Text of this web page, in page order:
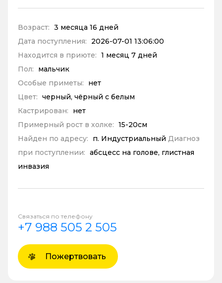
Возраст: 3 месяца 16 дней
Дата поступления:
2026-07-01 13:06:00
Находится в приюте: 1 месяц 7 дней
Пол:
мальчик
Особые приметы:
нет
Цвет: черный, чёрный с белым
Кастрирован:
нет
Примерный рост в холке: 15-20см
Найден по адресу:
п. Индустриальный Диагноз
при поступлении: абсцесс на голове, глистная
инвазия
Связаться по телефону
+7 988 505 2 505
Пожертвовать